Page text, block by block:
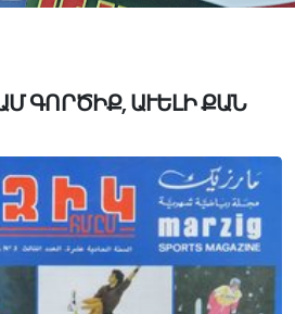
ԳՈՐԾԻՔ, ԱՒԵԼԻ ՔԱՆ